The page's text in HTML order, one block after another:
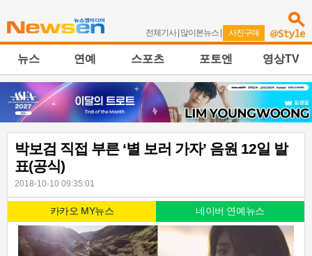
전체기사| 많이본뉴스 | 사진구매
뉴스 연예 스포츠 포토엔 영상TV
박보검 직접 부른 ‘별 보러 가자’ 음원 12일 발
표(공식)
2018-10-10 09:35:01
카카오 MY뉴스 네이버 연예뉴스